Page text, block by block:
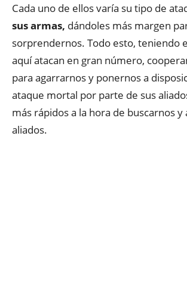
Cada uno de ellos varía su tipo de
sus armas, dándoles más margen
sorprendernos. Todo esto, teniendo
aquí atacan en gran número,
para agarrarnos y ponernos a
ataque mortal por parte de sus
más rápidos a la hora de buscarnos y
aliados.